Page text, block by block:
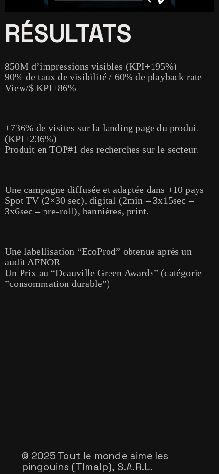
RÉSULTATS
850M d’impressions visibles (KPI+195%)
90% de taux de visibilité / 60% de playback rate
View/$ KPI+86%
+736% de visites sur la landing page du produit
(KPI+236%)
Produit en TOP#1 des recherches sur le secteur.
Une campagne diffusée et adaptée dans +10 pays
Spot TV (2×30 sec), digital (2min – 3x15sec –
3x6sec – pre-roll), bannières, print.
Une labellisation “EcoProd” obtenue après un
audit AFNOR
Un Prix au “Deauville Green Awards” (catégorie
”consommation durable”)
© 2025 Tout le monde aime les
pingouins (Tlmalp), S.A.R.L.